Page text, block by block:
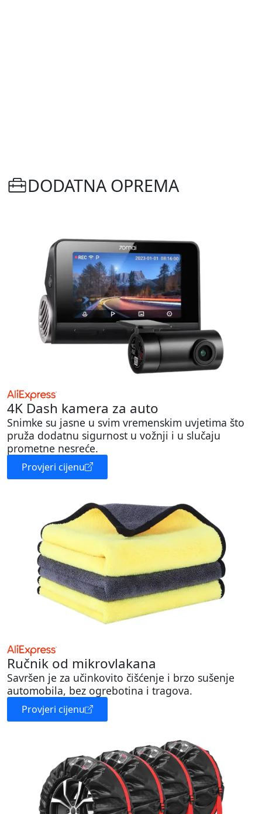
DODATNA OPREMA
4K Dash kamera za auto
Snimke su jasne u svim vremenskim uvjetima što
pruža dodatnu sigurnost u vožnji i u slučaju
prometne nesreće.
Provjeri cijenu
Ručnik od mikrovlakana
Savršen je za učinkovito čišćenje i brzo sušenje
automobila, bez ogrebotina i tragova.
Provjeri cijenu